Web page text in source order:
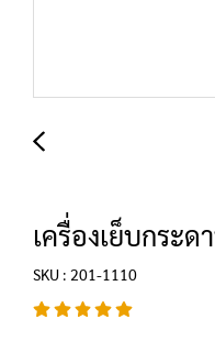
เครื่องเย็บกระ
SKU : 201-1110